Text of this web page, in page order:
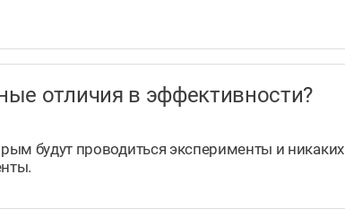
отличия в эффективности?
будут проводиться эксперименты и никаких